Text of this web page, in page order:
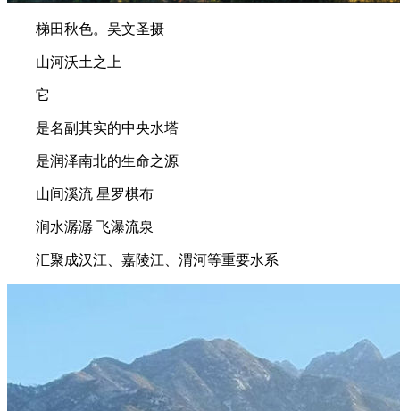
梯田秋色。吴文圣摄
山河沃土之上
它
是名副其实的中央水塔
是润泽南北的生命之源
山间溪流 星罗棋布
涧水潺潺 飞瀑流泉
汇聚成汉江、嘉陵江、渭河等重要水系